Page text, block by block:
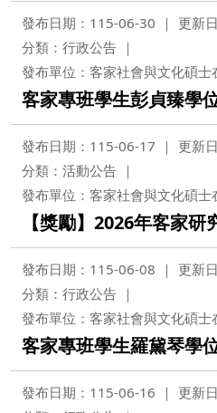
發布日期：115-06-30
更新
分類：行政公告
發布單位：客家社會與文化碩士
客家專班學生彭貞臻學
發布日期：115-06-17
更新
分類：活動公告
發布單位：客家社會與文化碩士
【獎勵】2026年客家
發布日期：115-06-08
更新
分類：行政公告
發布單位：客家社會與文化碩士
客家專班學生羅黛琴學
發布日期：115-06-16
更新